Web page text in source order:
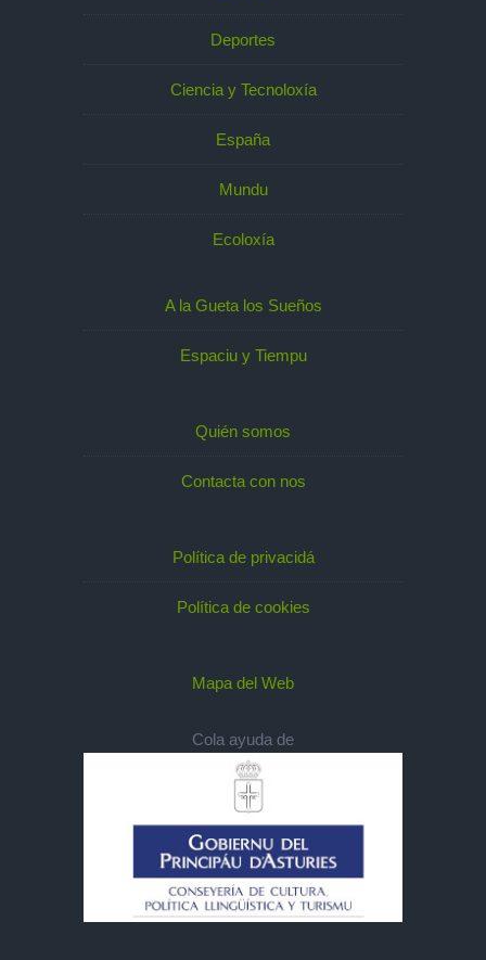
Deportes
Ciencia y Tecnoloxía
España
Mundu
Ecoloxía
A la Gueta los Sueños
Espaciu y Tiempu
Quién somos
Contacta con nos
Política de privacidá
Política de cookies
Mapa del Web
Cola ayuda de